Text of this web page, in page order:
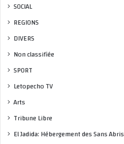
SOCIAL
REGIONS
DIVERS
Non classifiée
SPORT
Letopecho TV
Arts
Tribune Libre
El Jadida: Hébergement des Sans Abris